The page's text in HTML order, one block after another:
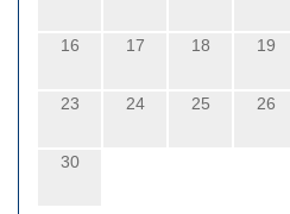
16 17 18 19
23 24 25 26
30